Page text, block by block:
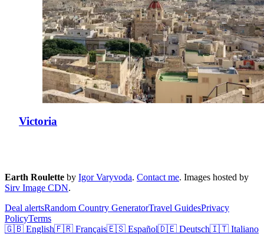
Victoria
Earth Roulette by Igor Varyvoda. Contact me. Images hosted by
Sirv Image CDN.
Deal alertsRandom Country GeneratorTravel GuidesPrivacy
PolicyTerms
🇬🇧 English🇫🇷 Français🇪🇸 Español🇩🇪 Deutsch🇮🇹 Italiano